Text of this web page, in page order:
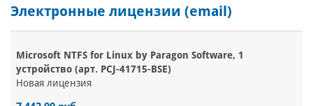
Электронные лицензии (email)
Microsoft NTFS for Linux by Paragon Software, 1
устройство (арт. PCJ-41715-BSE)
Новая лицензия